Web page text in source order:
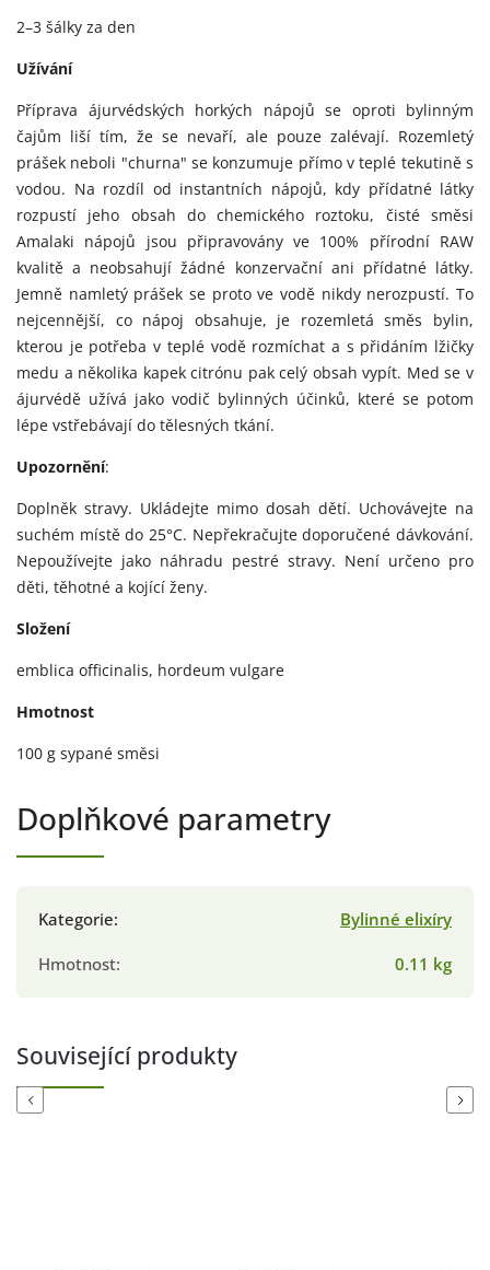
2–3 šálky za den
Užívání
Příprava ájurvédských horkých nápojů se oproti bylinným
čajům liší tím, že se nevaří, ale pouze zalévají. Rozemletý
prášek neboli "churna" se konzumuje přímo v teplé tekutině s
vodou. Na rozdíl od instantních nápojů, kdy přídatné látky
rozpustí jeho obsah do chemického roztoku, čisté směsi
Amalaki nápojů jsou připravovány ve 100% přírodní RAW
kvalitě a neobsahují žádné konzervační ani přídatné látky.
Jemně namletý prášek se proto ve vodě nikdy nerozpustí. To
nejcennější, co nápoj obsahuje, je rozemletá směs bylin,
kterou je potřeba v teplé vodě rozmíchat a s přidáním lžičky
medu a několika kapek citrónu pak celý obsah vypít. Med se v
ájurvédě užívá jako vodič bylinných účinků, které se potom
lépe vstřebávají do tělesných tkání.
Upozornění:
Doplněk stravy. Ukládejte mimo dosah dětí. Uchovávejte na
suchém místě do 25°C. Nepřekračujte doporučené dávkování.
Nepoužívejte jako náhradu pestré stravy. Není určeno pro
děti, těhotné a kojící ženy.
Složení
emblica officinalis, hordeum vulgare
Hmotnost
100 g sypané směsi
Doplňkové parametry
Kategorie:
Bylinné elixíry
Hmotnost: 0.11 kg
Související produkty
Previous Next